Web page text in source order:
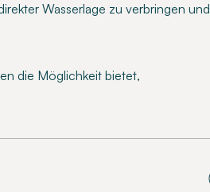
Wasserlage zu verbringen und
die Möglichkeit bietet,